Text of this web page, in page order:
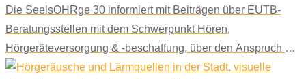
Die SeelsOHRge 30 informiert mit Beiträgen über EUTB-
Beratungsstellen mit dem Schwerpunkt Hören,
Hörgeräteversorgung & -beschaffung, über den Anspruch auf
Schulbegleitung bei hörgeschädigten Kindern und weist auf